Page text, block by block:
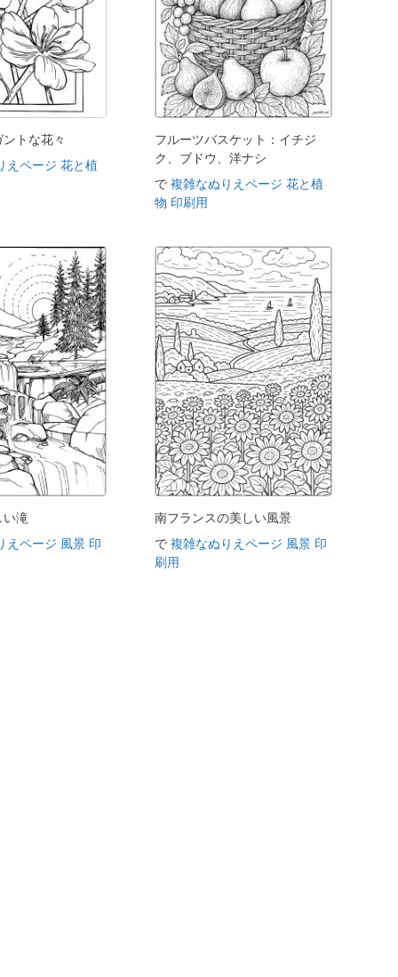
トな花々
えページ 花と植
フルーツバスケット：イチジ
ク、ブドウ、洋ナシ
で複雑なぬりえページ 花と植
物 印刷用
い滝
えページ 風景 印
南フランスの美しい風景
で複雑なぬりえページ 風景 印
刷用